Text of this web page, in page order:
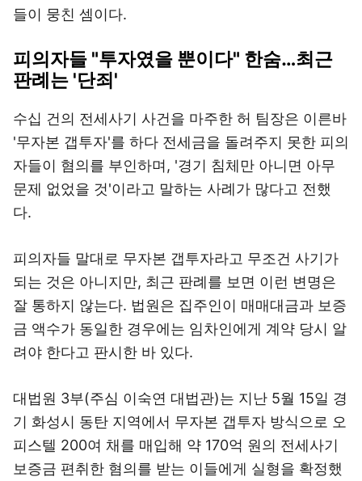
들이 뭉친 셈이다.
피의자들 "투자였을 뿐이다" 한숨…최근
판례는 '단죄'
수십 건의 전세사기 사건을 마주한 허 팀장은 이른바
'무자본 갭투자'를 하다 전세금을 돌려주지 못한 피의
자들이 혐의를 부인하며, '경기 침체만 아니면 아무
문제 없었을 것'이라고 말하는 사례가 많다고 전했
다.
피의자들 말대로 무자본 갭투자라고 무조건 사기가
되는 것은 아니지만, 최근 판례를 보면 이런 변명은
잘 통하지 않는다. 법원은 집주인이 매매대금과 보증
금 액수가 동일한 경우에는 임차인에게 계약 당시 알
려야 한다고 판시한 바 있다.
대법원 3부(주심 이숙연 대법관)는 지난 5월 15일 경
기 화성시 동탄 지역에서 무자본 갭투자 방식으로 오
피스텔 200여 채를 매입해 약 170억 원의 전세사기
보증금 편취한 혐의를 받는 이들에게 실형을 확정했